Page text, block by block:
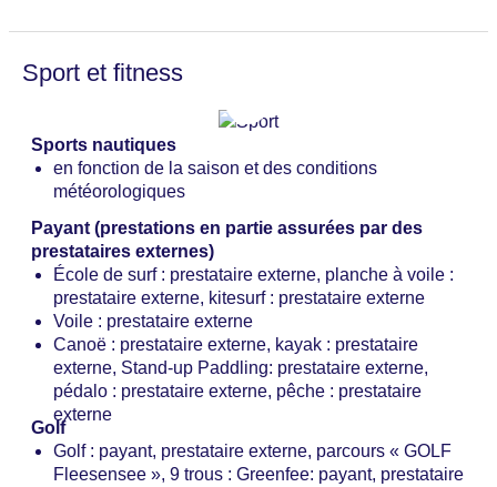
Sport et fitness
Sports nautiques
en fonction de la saison et des conditions
météorologiques
Payant (prestations en partie assurées par des
prestataires externes)
École de surf : prestataire externe, planche à voile :
prestataire externe, kitesurf : prestataire externe
Voile : prestataire externe
Canoë : prestataire externe, kayak : prestataire
externe, Stand-up Paddling: prestataire externe,
pédalo : prestataire externe, pêche : prestataire
externe
Golf
Golf : payant, prestataire externe, parcours « GOLF
Fleesensee », 9 trous : Greenfee: payant, prestataire